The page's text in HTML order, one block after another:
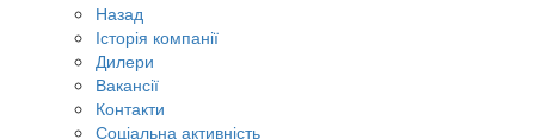
Назад
Історія компанії
Дилери
Вакансії
Контакти
Соціальна активність